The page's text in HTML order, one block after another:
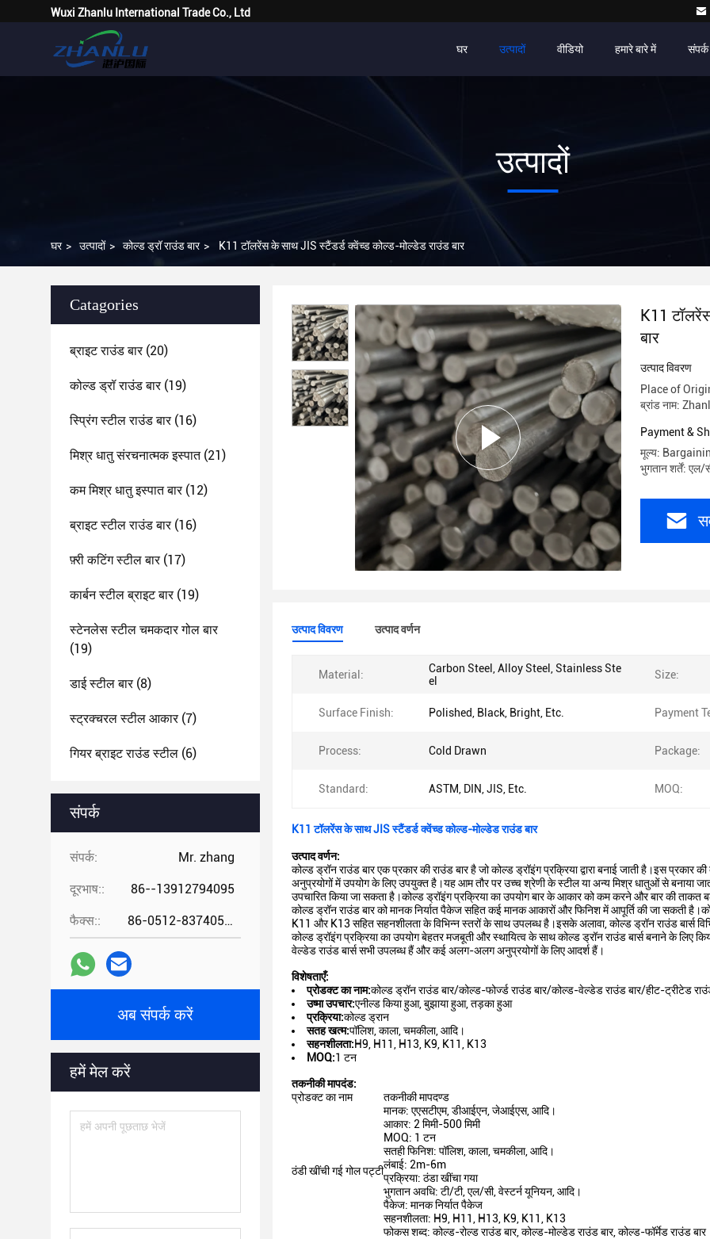
Wuxi Zhanlu International Trade Co., Ltd
घर उत्पादों वीडियो हमारे बारे में
उत्पादों
घर > उत्पादों > कोल्ड ड्रॉ राउंड बार > K11 टॉलरेंस के साथ JIS स्टैंडर्ड क्वेंच्ड कोल्ड-मोल्डेड राउंड बार
Catagories
ब्राइट राउंड बार(20)
कोल्ड ड्रॉ राउंड बार(19)
स्प्रिंग स्टील राउंड बार(16)
मिश्र धातु संरचनात्मक इस्पात(21)
कम मिश्र धातु इस्पात बार(12)
ब्राइट स्टील राउंड बार(16)
फ़्री कटिंग स्टील बार(17)
कार्बन स्टील ब्राइट बार(19)
स्टेनलेस स्टील चमकदार गोल बार
(19)
डाई स्टील बार(8)
स्ट्रक्चरल स्टील आकार(7)
गियर ब्राइट राउंड स्टील (6)
संपर्क
संपर्क: Mr. zhang
दूरभाष:: 86--13912794095
फैक्स:: 86-0512-83740521
अब संपर्क करें
हमें मेल करें
K11
बार
उत्पाद विवरण
Place of
ब्रांड नाम:
Payment &
मूल्य:
भुगतान शर्तें: एल/
उत्पाद विवरण उत्पाद वर्णन
Material:
Carbon Steel, Alloy Steel, Stainless Ste
el
Size:
Surface Finish: Polished, Black, Bright, Etc. Payment
Process: Cold Drawn Package:
Standard: ASTM, DIN, JIS, Etc. MOQ:
K11 टॉलरेंस के साथ JIS स्टैंडर्ड क्वेंच्ड कोल्ड-मोल्डेड राउंड बार
उत्पाद वर्णन:
कोल्ड ड्रॉन राउंड बार एक प्रकार की राउंड बार है जो कोल्ड ड्रॉइंग प्रक्रिया द्वारा बनाई जाती है।इस प्रकार
अनुप्रयोगों में उपयोग के लिए उपयुक्त है।यह आम तौर पर उच्च श्रेणी के स्टील या अन्य मिश्र धातुओं से बनाया
उपचारित किया जा सकता है।कोल्ड ड्रॉइंग प्रक्रिया का उपयोग बार के आकार को कम करने और बार की
कोल्ड ड्रॉन राउंड बार को मानक निर्यात पैकेज सहित कई मानक आकारों और फिनिश में आपूर्ति की जा सकती
K11 और K13 सहित सहनशीलता के विभिन्न स्तरों के साथ उपलब्ध है।इसके अलावा, कोल्ड ड्रॉन राउंड
कोल्ड ड्रॉइंग प्रक्रिया का उपयोग बेहतर मजबूती और स्थायित्व के साथ कोल्ड ड्रॉन राउंड बार्स बनाने के लिए
वेल्डेड राउंड बार्स सभी उपलब्ध हैं और कई अलग-अलग अनुप्रयोगों के लिए आदर्श हैं।
विशेषताएँ:
प्रोडक्ट का नाम:कोल्ड ड्रॉन राउंड बार/कोल्ड-फोर्ज्ड राउंड बार/कोल्ड-वेल्डेड राउंड बार/हीट-ट्रीटेड
उष्मा उपचार:एनील्ड किया हुआ, बुझाया हुआ, तड़का हुआ
प्रक्रिया:कोल्ड ड्रान
सतह खत्म:पॉलिश, काला, चमकीला, आदि।
सहनशीलता:H9, H11, H13, K9, K11, K13
MOQ:1 टन
तकनीकी मापदंड:
प्रोडक्ट का नाम
तकनीकी मापदण्ड
ठंडी खींची गई गोल पट्टी
मानक: एएसटीएम, डीआईएन, जेआईएस, आदि।
आकार: 2 मिमी-500 मिमी
MOQ: 1 टन
सतही फिनिश: पॉलिश, काला, चमकीला, आदि।
लंबाई: 2m-6m
प्रक्रिया: ठंडा खींचा गया
भुगतान अवधि: टी/टी, एल/सी, वेस्टर्न यूनियन, आदि।
पैकेज: मानक निर्यात पैकेज
सहनशीलता: H9, H11, H13, K9, K11, K13
फोकस शब्द: कोल्ड-रोल्ड राउंड बार, कोल्ड-मोल्डेड राउंड बार, कोल्ड-फॉर्मेड राउंड बार